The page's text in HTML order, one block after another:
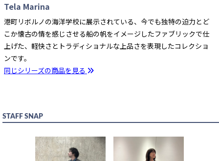
Tela Marina
港町リボルノの海洋学校に展示されている、今でも独特の迫力とど
こか懐古の情を感じさせる船の帆をイメージしたファブリックで仕
上げた、軽快さとトラディショナルな上品さを表現したコレクショ
ンです。
同じシリーズの商品を見る
STAFF SNAP